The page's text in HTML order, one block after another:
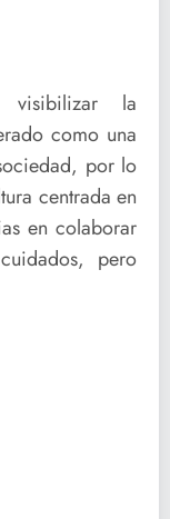
visibilizar la
como una
por lo
centrada en
en colaborar
pero